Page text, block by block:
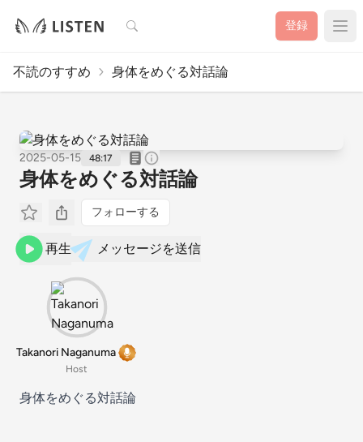
検索 登録
不読のすすめ 身体をめぐる対話論
2025-05-15 48:17
身体をめぐる対話論
フォローする
再生 メッセージを送信
Takanori Naganuma
Host
身体をめぐる対話論